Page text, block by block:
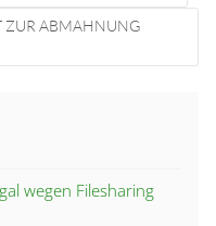
ZUR ABMAHNUNG
wegen Filesharing